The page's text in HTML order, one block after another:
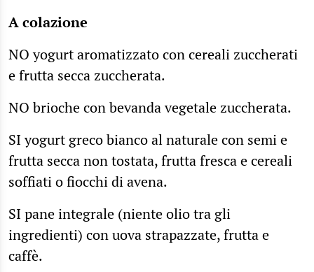
A colazione
NO yogurt aromatizzato con cereali zuccherati
e frutta secca zuccherata.
NO brioche con bevanda vegetale zuccherata.
SI yogurt greco bianco al naturale con semi e
frutta secca non tostata, frutta fresca e cereali
soffiati o fiocchi di avena.
SI pane integrale (niente olio tra gli
ingredienti) con uova strapazzate, frutta e
caffè.